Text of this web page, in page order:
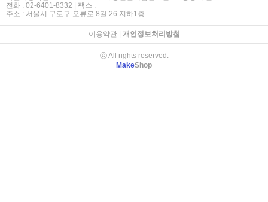
전화 : 02-6401-8332 | 팩스 :
주소 : 서울시 구로구 오류로 8길 26 지하1층
이용약관| 개인정보처리방침
ⓒ All rights reserved.
MakeShop